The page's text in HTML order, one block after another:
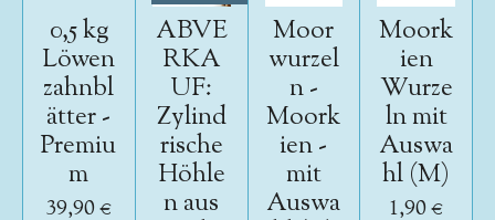
0,5 kg
Löwen
zahnbl
ätter -
Premiu
m
39,90 €
ABVE
RKA
UF:
Zylind
rische
Höhle
n aus
Moor
wurzel
n -
Moork
ien -
mit
Auswa
Moork
ien
Wurze
ln mit
Auswa
hl (M)
1,90 €